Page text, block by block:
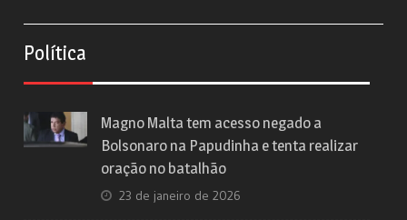
Política
Magno Malta tem acesso negado a
Bolsonaro na Papudinha e tenta realizar
oração no batalhão
23 de janeiro de 2026